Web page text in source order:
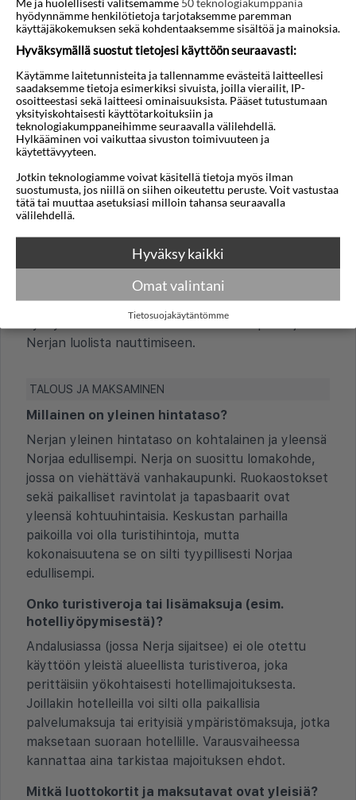
Usein kysytyt kysymykset
MAANTIEDE JA ILMASTO
Onko Nerja eri aikavyöhykkeessä kuin Norja?
Nerja on samassa aikavyöhykkeessä kuin Norja.
Milloin on paras aika vierailla Nerjassa?
Nerjassa on subtrooppinen välimerellinen ilmasto:
rantalomalle on kesäkuusta syyskuuhun, jolloin
sekä ilman lämpötila että Välimeren uimavesi ovat
korkeimmillaan. Nerja on suosittu kaupunki ja
ilmasto on miellyttävä ympäri vuoden. Kevät ja
syksy ovat ihanteellisia Balcón de Europasta ja
Nerjan luolista nauttimiseen.
TALOUS JA MAKSAMINEN
Millainen on yleinen hintataso?
Nerjan yleinen hintataso on kohtalainen ja yleensä
Norjaa edullisempi. Nerja on suosittu lomakohde,
jossa on viehättävä vanhakaupunki. Ruokaostokset
sekä paikalliset ravintolat ja tapasbaarit ovat
yleensä kohtuuhintaisia. Keskustan parhailla
paikoilla voi olla turistihintoja, mutta
kokonaisuutena se on silti tyypillisesti Norjaa
edullisempi.
Onko turistiveroja tai lisämaksuja (esim.
hotelliyöpymisestä)?
Andalusiassa (jossa Nerja sijaitsee) ei ole otettu
käyttöön yleistä alueellista turistiveroa, joka
perittäisiin yökohtaisesti hotellimajoituksesta.
Joillakin hotelleilla voi silti olla paikallisia
palvelumaksuja tai erityisiä ympäristömaksuja, jotka
maksetaan suoraan hotellille. Varausvaiheessa
kannattaa aina tarkistaa majoituksen ehdot.
Mitkä luottokortit ja maksutavat ovat yleisiä?
hyödynnämme henkilötietoja tarjotaksemme paremman
käyttäjäkokemuksen sekä kohdentaaksemme sisältöä ja mainoksia.
Hyväksymällä suostut tietojesi käyttöön seuraavasti:
Käytämme laitetunnisteita ja tallennamme evästeitä laitteellesi
saadaksemme tietoja esimerkiksi sivuista, joilla vierailit, IP-
osoitteestasi sekä laitteesi ominaisuuksista. Pääset tutustumaan
yksityiskohtaisesti käyttötarkoituksiin ja
teknologiakumppaneihimme seuraavalla välilehdellä.
Hylkääminen voi vaikuttaa sivuston toimivuuteen ja
käytettävyyteen.
Jotkin teknologiamme voivat käsitellä tietoja myös ilman
suostumusta, jos niillä on siihen oikeutettu peruste. Voit vastustaa
tätä tai muuttaa asetuksiasi milloin tahansa seuraavalla
välilehdellä.
Hyväksy kaikki
Omat valintani
Tietosuojakäytäntömme